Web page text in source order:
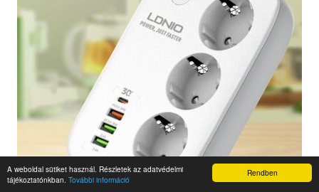
Rendben
A weboldal sütiket használ. Részletek az adatvédelmi
tájékoztatónkban. További információ